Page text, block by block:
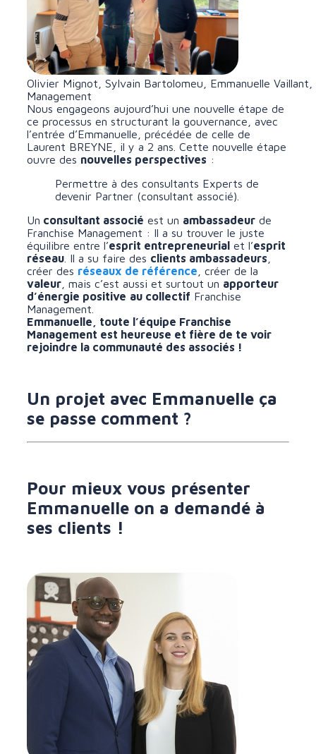
Olivier Mignot, Sylvain Bartolomeu, Emmanuelle
Management
Nous engageons aujourd’hui une nouvelle étape de
ce processus en structurant la gouvernance, avec
l’entrée d’Emmanuelle, précédée de celle de
Laurent BREYNE, il y a 2 ans. Cette nouvelle étape
ouvre des nouvelles perspectives :
Permettre à des consultants Experts de
devenir Partner (consultant associé).
Un consultant associé est un ambassadeur de
Franchise Management : Il a su trouver le juste
équilibre entre l’esprit entrepreneurial et l’esprit
réseau . Il a su faire des clients ambassadeurs
créer des réseaux de référence , créer de la
valeur , mais c’est aussi et surtout un apporteur
d’énergie positive au collectif Franchise
Management.
Emmanuelle, toute l’équipe Franchise
Management est heureuse et fière de te voir
rejoindre la communauté des associés !
Un projet avec Emmanuelle ça
se passe comment ?
Pour mieux vous présenter
Emmanuelle on a demandé à
ses clients !